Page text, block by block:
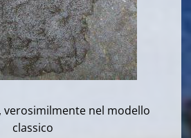
verosimilmente nel modello
classico